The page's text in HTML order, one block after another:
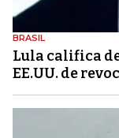
BRASIL
Lula califica
EE.UU. de